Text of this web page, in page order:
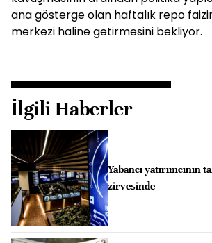
ana gösterge olan haftalık repo
merkezi haline getirmesini bekliyor.
İlgili Haberler
Yabancı yatırımcının
zirvesinde